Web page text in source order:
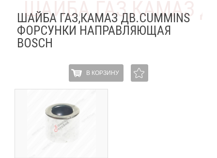
ШАЙБА ГАЗ,КАМАЗ ДВ.CUMMINS
ФОРСУНКИ НАПРАВЛЯЮЩАЯ
BOSCH
В КОРЗИНУ